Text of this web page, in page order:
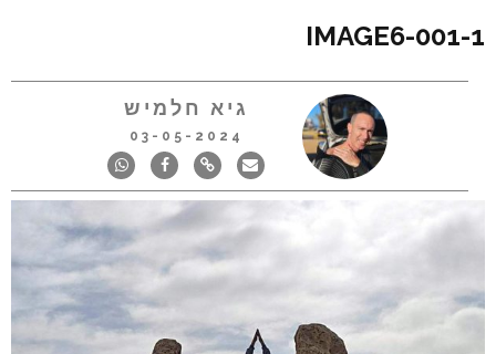
1-IMAGE6-001
גיא חלמיש
03-05-2024